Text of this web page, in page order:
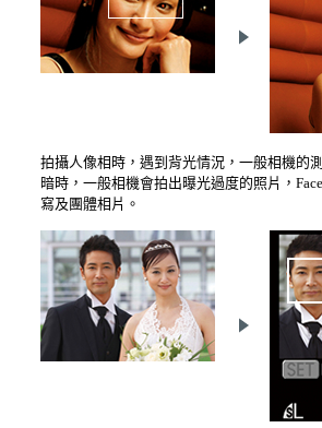
拍攝人像相時，遇到背光情況，一般相機的
暗時，一般相機會拍出曝光過度的照片，
寫及團體相片。